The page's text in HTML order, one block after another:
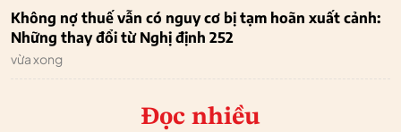
Không nợ thuế vẫn có nguy cơ bị tạm hoãn xuất cảnh:
Những thay đổi từ Nghị định 252
vừa xong
Đọc nhiều